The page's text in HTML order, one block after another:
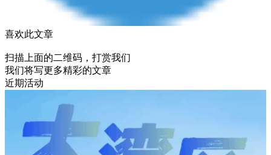
喜欢此文章
扫描上面的二维码，打赏我们
我们将写更多精彩的文章
近期活动